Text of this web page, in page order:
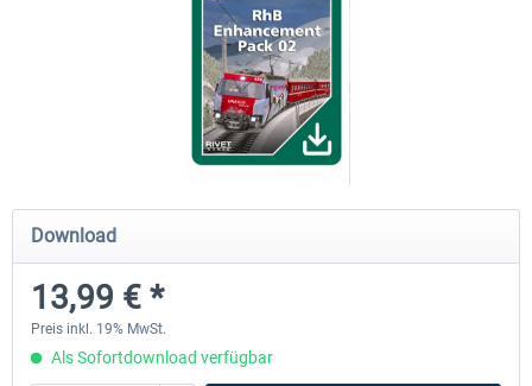
ICE 4 (BR 412)
34,95 € *
Stadler Flirt 3
Download
13,99 € *
Preis inkl. 19% MwSt.
Als Sofortdownload verfügbar